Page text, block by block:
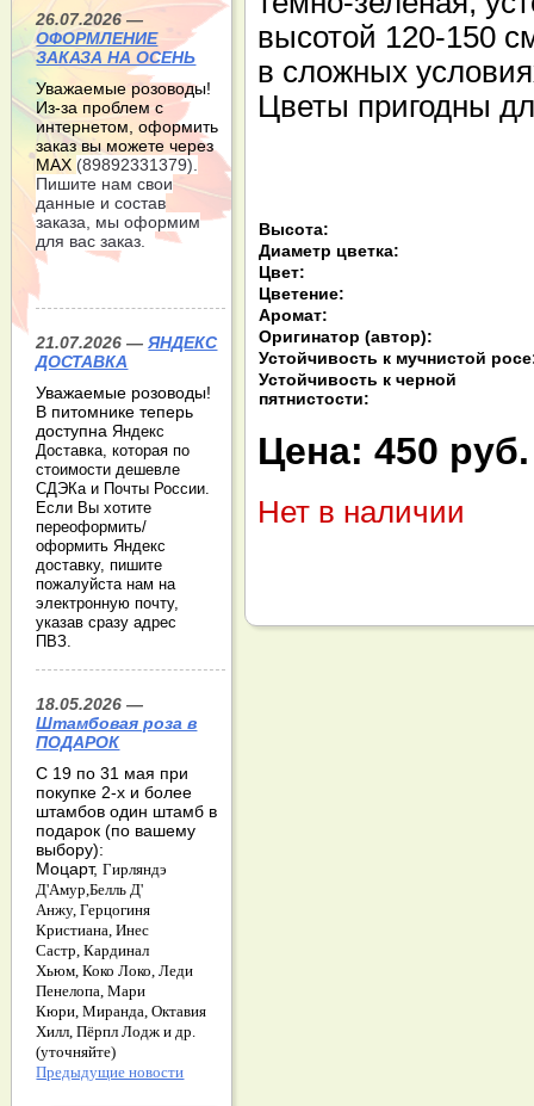
высотой 120-150
в сложных
Цветы пригодны
Высота:
Диаметр цветка:
Цвет:
Цветение:
Аромат:
Оригинатор (автор):
Устойчивость к мучнистой
Устойчивость к черной
пятнистости:
Цена: 450 руб.
Нет в наличии
26.07.2026 —
ОФОРМЛЕНИЕ
ЗАКАЗА НА ОСЕНЬ
Уважаемые розоводы!
Из-за проблем с
интернетом, оформить
заказ вы можете через
МАХ (89892331379).
Пишите нам свои
данные и состав
заказа, мы оформим
для вас заказ.
21.07.2026 —ЯНДЕКС
ДОСТАВКА
Уважаемые розоводы!
В питомнике теперь
доступнаЯндекс
Доставка, которая по
стоимости дешевле
СДЭКа и Почты России.
Если Вы хотите
переоформить/
оформить Яндекс
доставку, пишите
пожалуйста нам на
электронную почту,
указав сразу адрес
ПВЗ.
18.05.2026 —
Штамбовая роза в
ПОДАРОК
С 19 по 31 мая при
покупке 2-х и более
штамбов один штамб в
подарок (по вашему
выбору):
Моцарт,Гирляндэ
Д'Амур,Белль Д'
Анжу,Герцогиня
Кристиана,Инес
Састр,Кардинал
Хьюм,Коко Локо,Леди
Пенелопа,Мари
Кюри,Миранда,Октавия
Хилл,Пёрпл Лодж и др.
(уточняйте)
Предыдущие новости